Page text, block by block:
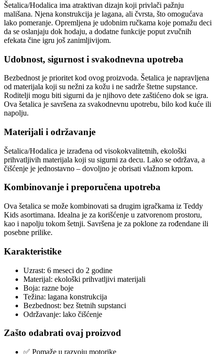
Šetalica/Hodalica ima atraktivan dizajn koji privlači pažnju
mališana. Njena konstrukcija je lagana, ali čvrsta, što omogućava
lako pomeranje. Opremljena je udobnim ručkama koje pomažu deci
da se oslanjaju dok hodaju, a dodatne funkcije poput zvučnih
efekata čine igru još zanimljivijom.
Udobnost, sigurnost i svakodnevna upotreba
Bezbednost je prioritet kod ovog proizvoda. Šetalica je napravljena
od materijala koji su nežni za kožu i ne sadrže štetne supstance.
Roditelji mogu biti sigurni da je njihovo dete zaštićeno dok se igra.
Ova šetalica je savršena za svakodnevnu upotrebu, bilo kod kuće ili
napolju.
Materijali i održavanje
Šetalica/Hodalica je izrađena od visokokvalitetnih, ekološki
prihvatljivih materijala koji su sigurni za decu. Lako se održava, a
čišćenje je jednostavno – dovoljno je obrisati vlažnom krpom.
Kombinovanje i preporučena upotreba
Ova šetalica se može kombinovati sa drugim igračkama iz Teddy
Kids asortimana. Idealna je za korišćenje u zatvorenom prostoru,
kao i napolju tokom šetnji. Savršena je za poklone za rođendane ili
posebne prilike.
Karakteristike
Uzrast: 6 meseci do 2 godine
Materijal: ekološki prihvatljivi materijali
Boja: razne boje
Težina: lagana konstrukcija
Bezbednost: bez štetnih supstanci
Održavanje: lako čišćenje
Zašto odabrati ovaj proizvod
✅ Pomaže u razvoju motorike